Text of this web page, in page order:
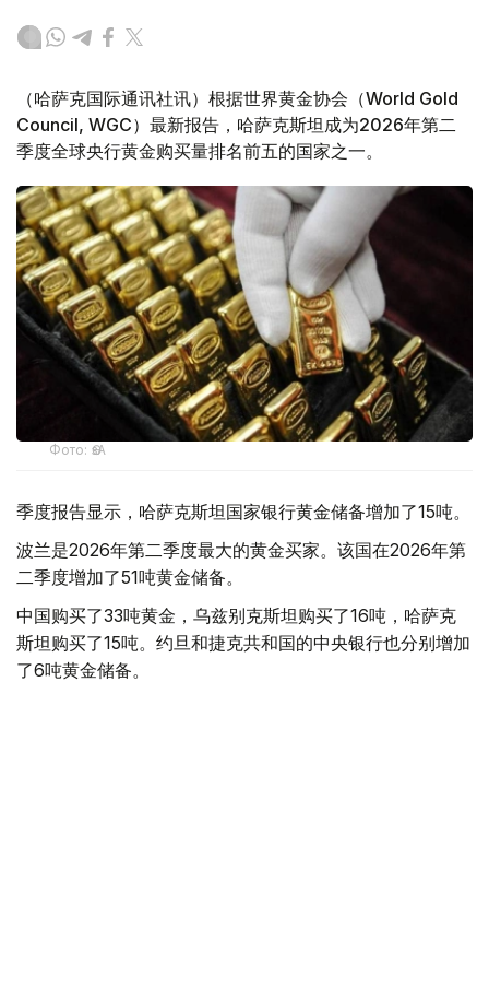
（哈萨克国际通讯社讯）根据世界黄金协会（World Gold
Council, WGC）最新报告，哈萨克斯坦成为2026年第二
季度全球央行黄金购买量排名前五的国家之一。
Фото: ӨзА
季度报告显示，哈萨克斯坦国家银行黄金储备增加了15吨。
波兰是2026年第二季度最大的黄金买家。该国在2026年第
二季度增加了51吨黄金储备。
中国购买了33吨黄金，乌兹别克斯坦购买了16吨，哈萨克
斯坦购买了15吨。约旦和捷克共和国的中央银行也分别增加
了6吨黄金储备。